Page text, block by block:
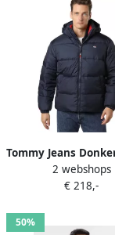
Tommy Jeans
Gewatteerde Jas
Flag Puffer
2 webshops
€ 218,-
50%